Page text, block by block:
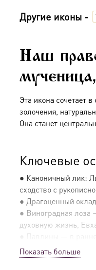
Другие иконы -
Наш
Эта икона сочетает
золочения,
Она станет
Ключевые
● Каноничный лик:
сходство с
● Драгоценный
● Виноградная лоза
духовную жизнь,
● Павлины — в
павлина, пьющие из
● Благородная
Показать больше